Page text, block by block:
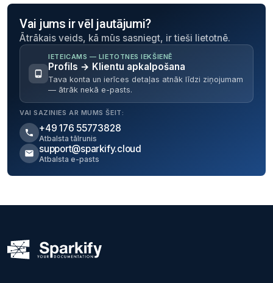
Vai jums ir vēl jautājumi?
Ātrākais veids, kā mūs sasniegt, ir tieši lietotnē.
IETEICAMS — LIETOTNES IEKŠIENĒ
Profils → Klientu apkalpošana
Tava konta un ierīces detaļas atnāk līdzi ziņojumam
— ātrāk nekā e-pasts.
VAI SAZINIES AR MUMS ŠEIT:
+49 176 55773828
Atbalsta tālrunis
support@sparkify.cloud
Atbalsta e-pasts